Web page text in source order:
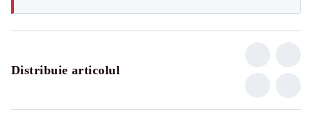
Distribuie articolul